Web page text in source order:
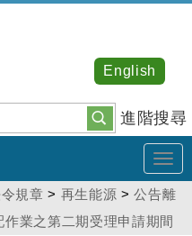
進階搜尋
English
規章 > 再生能源 >公告離
業之第二期受理申請期間